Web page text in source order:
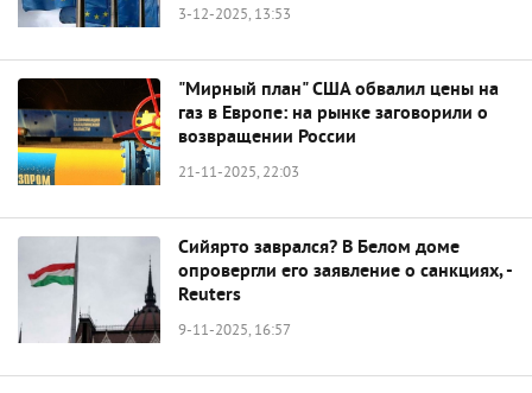
3-12-2025, 13:53
"Мирный план" США обвалил цены на
газ в Европе: на рынке заговорили о
возвращении России
21-11-2025, 22:03
Сийярто заврался? В Белом доме
опровергли его заявление о санкциях, -
Reuters
9-11-2025, 16:57